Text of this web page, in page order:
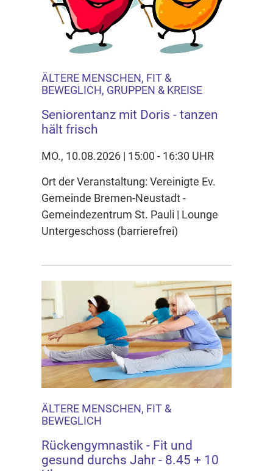
ÄLTERE MENSCHEN, FIT &
BEWEGLICH, GRUPPEN & KREISE
Seniorentanz mit Doris - tanzen
hält frisch
MO., 10.08.2026 | 15:00 - 16:30 UHR
Ort der Veranstaltung: Vereinigte Ev.
Gemeinde Bremen-Neustadt -
Gemeindezentrum St. Pauli | Lounge
Untergeschoss (barrierefrei)
ÄLTERE MENSCHEN, FIT &
BEWEGLICH
Rückengymnastik - Fit und
gesund durchs Jahr - 8.45 + 10